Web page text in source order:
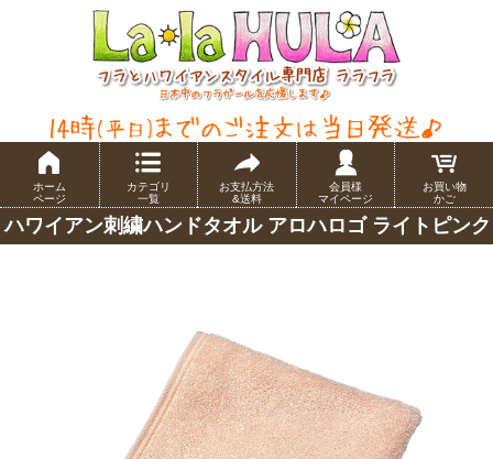
ホーム
ページ
カテゴリ
一覧
お支払方法
&送料
会員様
マイページ
お買い物
かご
ハワイアン刺繍ハンドタオル アロハロゴ ライトピンク